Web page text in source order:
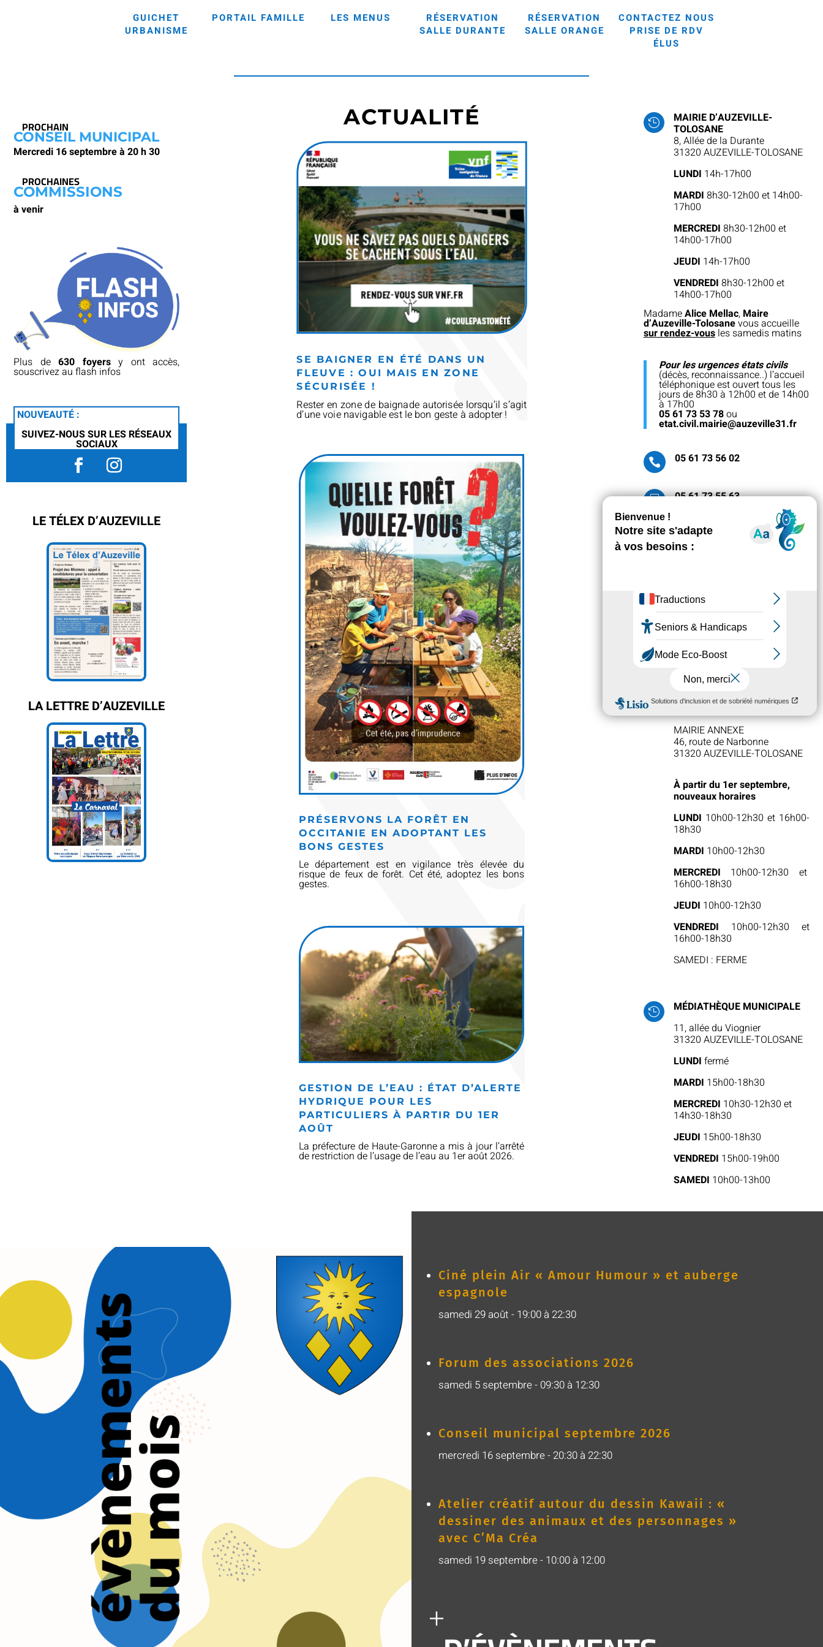
GUICHET
URBANISME
PORTAIL FAMILLE LES MENUS
RÉSERVATION
SALLE DURANTE
RÉSERVATION
SALLE ORANGE
CONTACTEZ NOUS
PRISE DE RDV
ÉLUS
PROCHAIN
CONSEIL MUNICIPAL
Mercredi 16 septembre à 20 h 30
PROCHAINES
COMMISSIONS
à venir
Plus de630 foyersy ont accès,
souscrivez au flash infos
NOUVEAUTÉ :
SUIVEZ-NOUS SUR LES RÉSEAUX
SOCIAUX
LE TÉLEX D’AUZEVILLE
LA LETTRE D’AUZEVILLE
ACTUALITÉ
SE BAIGNER EN ÉTÉ DANS UN
FLEUVE : OUI MAIS EN ZONE
SÉCURISÉE !
Rester en zone de baignade autorisée lorsqu’il s’agit
d’une voie navigable est le bon geste à adopter !
PRÉSERVONS LA FORÊT EN
OCCITANIE EN ADOPTANT LES
BONS GESTES
Le département est en vigilance très élevée du
risque de feux de forêt. Cet été, adoptez les bons
gestes.
GESTION DE L’EAU : ÉTAT D’ALERTE
HYDRIQUE POUR LES
PARTICULIERS À PARTIR DU 1ER
AOÛT
La préfecture de Haute-Garonne a mis à jour l’arrêté
de restriction de l’usage de l’eau au 1er août 2026.
 MAIRIE D’AUZEVILLE-
TOLOSANE
8, Allée de la Durante
31320 AUZEVILLE-TOLOSANE
LUNDI 14h-17h00
MARDI 8h30-12h00 et 14h00-
17h00
MERCREDI 8h30-12h00 et
14h00-17h00
JEUDI 14h-17h00
VENDREDI 8h30-12h00 et
14h00-17h00
MadameAlice Mellac, Maire
d’Auzeville-Tolosanevous accueille
sur rendez-vousles samedis matins
Pour les urgences états civils
(décès, reconnaissance..) l’accueil
téléphonique est ouvert tous les
jours de 8h30 à 12h00 et de 14h00
à 17h00
05 61 73 53 78ou
etat.civil.mairie@auzeville31.fr
 05 61 73 56 02
 05 61 73 55 63
 CONTACTEZ-NOUSPAR MAIL
 AGENCE POSTALE
MAIRIE ANNEXE
46, route de Narbonne
31320 AUZEVILLE-TOLOSANE
À partir du 1er septembre,
nouveaux horaires
LUNDI 10h00-12h30 et 16h00-
18h30
MARDI 10h00-12h30
MERCREDI 10h00-12h30 et
16h00-18h30
JEUDI 10h00-12h30
VENDREDI 10h00-12h30 et
16h00-18h30
SAMEDI : FERME

MÉDIATHÈQUE MUNICIPALE
11, allée du Viognier
31320 AUZEVILLE-TOLOSANE
LUNDI fermé
MARDI 15h00-18h30
MERCREDI 10h30-12h30 et
14h30-18h30
JEUDI 15h00-18h30
VENDREDI 15h00-19h00
SAMEDI 10h00-13h00
Ciné plein Air « Amour Humour » et auberge
espagnole
samedi 29 août - 19:00à 22:30
Forum des associations 2026
samedi 5 septembre - 09:30à 12:30
Conseil municipal septembre 2026
mercredi 16 septembre - 20:30à 22:30
Atelier créatif autour du dessin Kawaii : «
dessiner des animaux et des personnages »
avec C’Ma Créa
samedi 19 septembre - 10:00à 12:00
+